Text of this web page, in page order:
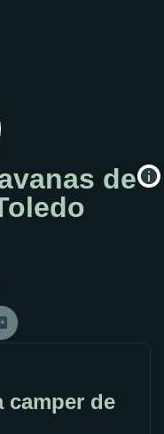
de
camper de